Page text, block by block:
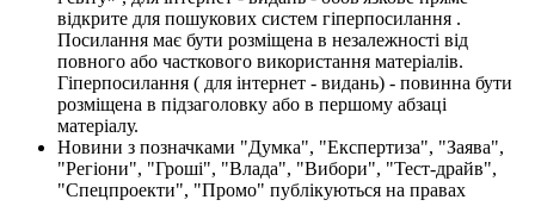
відкрите для пошукових систем гіперпосилання .
Посилання має бути розміщена в незалежності від
повного або часткового використання матеріалів.
Гіперпосилання ( для інтернет - видань) - повинна бути
розміщена в підзаголовку або в першому абзаці
матеріалу.
Новини з позначками "Думка", "Експертиза", "Заява",
"Регіони", "Гроші", "Влада", "Вибори", "Тест-драйв",
"Спецпроекти", "Промо" публікуються на правах